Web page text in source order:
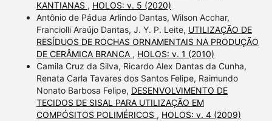
KANTIANAS , HOLOS: v. 5 (2020)
Antônio de Pádua Arlindo Dantas, Wilson Acchar,
Franciolli Araújo Dantas, J. Y. P. Leite, UTILIZAÇÃO DE
RESÍDUOS DE ROCHAS ORNAMENTAIS NA PRODUÇÃO
DE CERÂMICA BRANCA , HOLOS: v. 1 (2010)
Camila Cruz da Silva, Ricardo Alex Dantas da Cunha,
Renata Carla Tavares dos Santos Felipe, Raimundo
Nonato Barbosa Felipe, DESENVOLVIMENTO DE
TECIDOS DE SISAL PARA UTILIZAÇÃO EM
COMPÓSITOS POLIMÉRICOS , HOLOS: v. 4 (2009)